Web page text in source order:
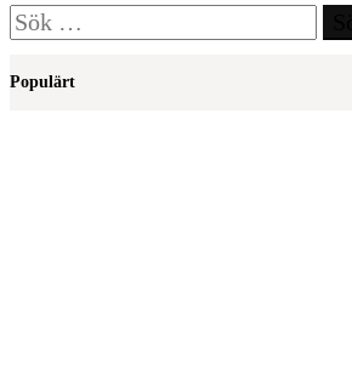
Sök
efter:
Populärt